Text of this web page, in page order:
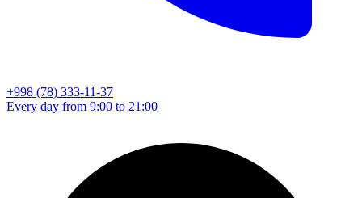
+998 (78) 333-11-37
Every day from 9:00 to 21:00